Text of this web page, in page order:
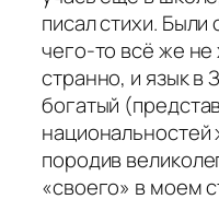
писал стихи.
чего-то всё же не
странно, и язык в
богатый
национальностей
породив
«своего» в моем